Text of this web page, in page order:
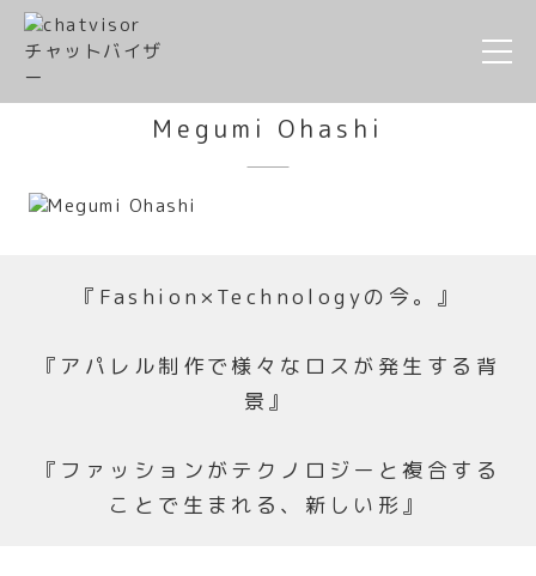
Megumi Ohashi
『Fashion×Technologyの今。』
『アパレル制作で様々なロスが発生する背
景』
『ファッションがテクノロジーと複合する
ことで生まれる、新しい形』